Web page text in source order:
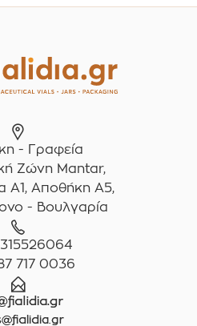
- Γραφεία
Ζώνη Mantar,
A1, Αποθήκη Α5,
- Βουλγαρία
717 0036